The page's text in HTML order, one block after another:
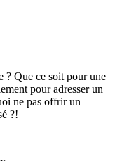
? Que ce soit pour une
pour adresser un
ne pas offrir un
?!